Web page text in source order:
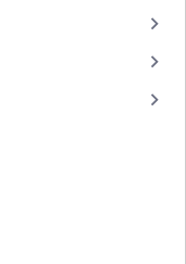
keyboard_arrow_right
keyboard_arrow_right
keyboard_arrow_right